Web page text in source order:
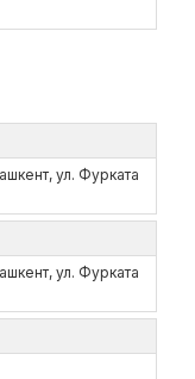
ул. Фурката
ул. Фурката